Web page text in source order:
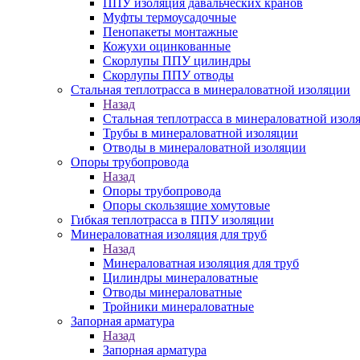
ППУ изоляция давальческих кранов
Муфты термоусадочные
Пенопакеты монтажные
Кожухи оцинкованные
Скорлупы ППУ цилиндры
Скорлупы ППУ отводы
Стальная теплотрасса в минераловатной изоляции
Назад
Стальная теплотрасса в минераловатной
Трубы в минераловатной изоляции
Отводы в минераловатной изоляции
Опоры трубопровода
Назад
Опоры трубопровода
Опоры скользящие хомутовые
Гибкая теплотрасса в ППУ изоляции
Минераловатная изоляция для труб
Назад
Минераловатная изоляция для труб
Цилиндры минераловатные
Отводы минераловатные
Тройники минераловатные
Запорная арматура
Назад
Запорная арматура